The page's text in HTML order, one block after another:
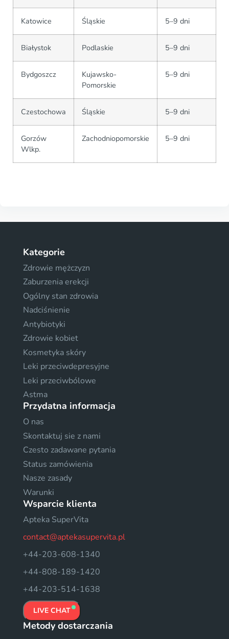
Katowice Śląskie 5–9 dni
Białystok Podlaskie 5–9 dni
Bydgoszcz
Kujawsko-
Pomorskie
5–9 dni
Czestochowa Śląskie 5–9 dni
Gorzów
Wlkp.
Zachodniopomorskie 5–9 dni
Kategorie
Zdrowie mężczyzn
Zaburzenia erekcji
Ogólny stan zdrowia
Nadciśnienie
Antybiotyki
Zdrowie kobiet
Kosmetyka skóry
Leki przeciwdepresyjne
Leki przeciwbólowe
Astma
Przydatna informacja
O nas
Skontaktuj sie z nami
Czesto zadawane pytania
Status zamówienia
Nasze zasady
Warunki
Wsparcie klienta
Apteka SuperVita
contact@aptekasupervita.pl
+44-203-608-1340
+44-808-189-1420
+44-203-514-1638
LIVE CHAT
Metody dostarczania